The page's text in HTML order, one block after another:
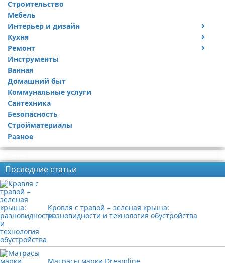
Строительство
Мебель
Интерьер и дизайн
Дизайн дачи
Дизайн квартиры
Кухня
Посуда
Ремонт
Ремонт дачи
Ремонт квартиры
Инструменты
Ванная
Домашний быт
Коммунальные услуги
Сантехника
Безопасность
Стройматериалы
Разное
Последние статьи
Кровля с травой − зеленая крыша:
разновидности и технология обустройства